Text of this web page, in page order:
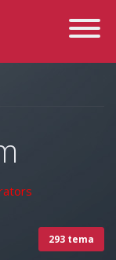
Toggle
293 tema